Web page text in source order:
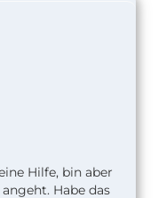
Hilfe, bin aber
Habe das